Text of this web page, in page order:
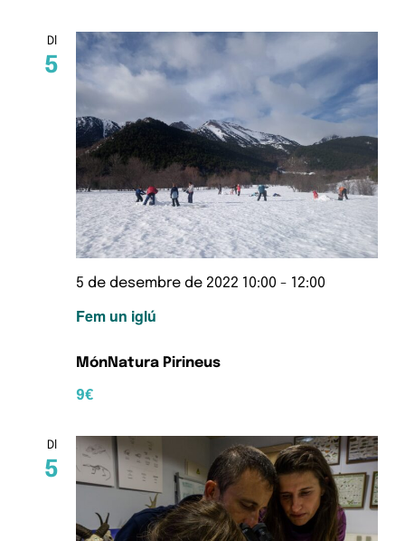
Dl
5
Fem un iglú
5 de desembre de 2022 10:00 - 12:00
MónNatura Pirineus
9€
Dl
5